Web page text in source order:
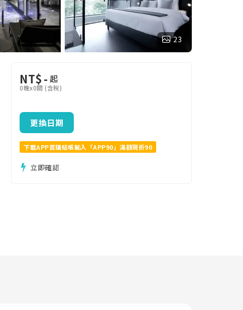
23
NT$- 起
0晚x0間 (含稅)
更換日期
下載APP首購結帳輸入「APP90」滿額現折90
立即確認